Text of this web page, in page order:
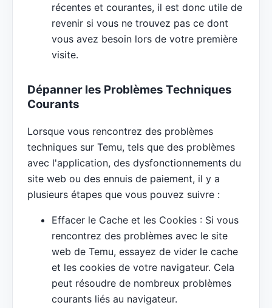
récentes et courantes, il est donc utile de
revenir si vous ne trouvez pas ce dont
vous avez besoin lors de votre première
visite.
Dépanner les Problèmes Techniques
Courants
Lorsque vous rencontrez des problèmes
techniques sur Temu, tels que des problèmes
avec l'application, des dysfonctionnements du
site web ou des ennuis de paiement, il y a
plusieurs étapes que vous pouvez suivre :
Effacer le Cache et les Cookies : Si vous
rencontrez des problèmes avec le site
web de Temu, essayez de vider le cache
et les cookies de votre navigateur. Cela
peut résoudre de nombreux problèmes
courants liés au navigateur.